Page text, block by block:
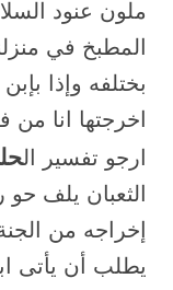
ملون عنود
المطبخ في
بختلفه وإذا
اخرجتها انا
ارجو تفسير ال
الثعبان يلف
إخراجه من
يطلب أن يأتى